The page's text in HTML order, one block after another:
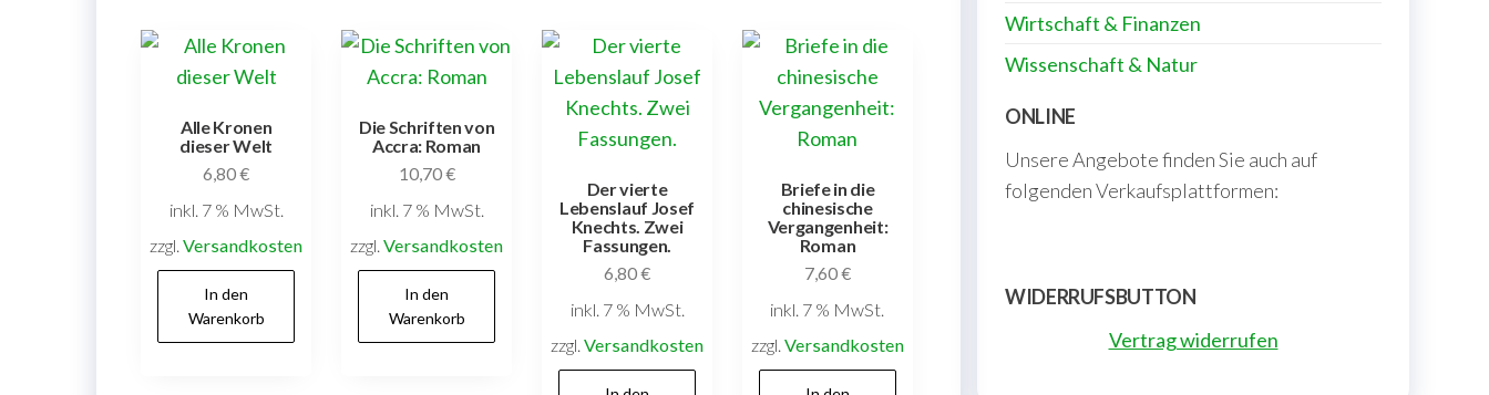
Alle Kronen
dieser Welt
6,80€
inkl. 7 % MwSt.
zzgl.Versandkosten
In den
Warenkorb
Die Schriften von
Accra: Roman
10,70€
inkl. 7 % MwSt.
zzgl.Versandkosten
In den
Warenkorb
Der vierte
Lebenslauf Josef
Knechts. Zwei
Fassungen.
6,80€
inkl. 7 % MwSt.
zzgl.Versandkosten
Briefe in die
chinesische
Vergangenheit:
Roman
7,60€
inkl. 7 % MwSt.
zzgl. Versandkosten
Wirtschaft & Finanzen
Wissenschaft & Natur
ONLINE
Unsere Angebote finden Sie auch auf
folgenden Verkaufsplattformen:
WIDERRUFSBUTTON
Vertrag widerrufen